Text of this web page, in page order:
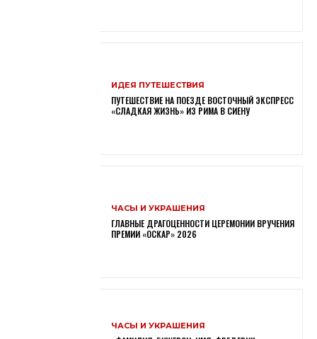
ИДЕЯ ПУТЕШЕСТВИЯ
ПУТЕШЕСТВИЕ НА ПОЕЗДЕ ВОСТОЧНЫЙ ЭКСПРЕСС
«СЛАДКАЯ ЖИЗНЬ» ИЗ РИМА В СИЕНУ
ЧАСЫ И УКРАШЕНИЯ
ГЛАВНЫЕ ДРАГОЦЕННОСТИ ЦЕРЕМОНИИ ВРУЧЕНИЯ
ПРЕМИИ «ОСКАР» 2026
ЧАСЫ И УКРАШЕНИЯ